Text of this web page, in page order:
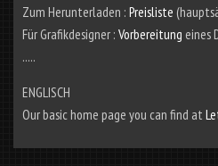
Zum Herunterladen : Preisliste
Für Grafikdesigner : Vorbereitung eines
.....
ENGLISCH
Our basic home page you can find at